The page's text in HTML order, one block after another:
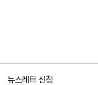
뉴스레터 신청